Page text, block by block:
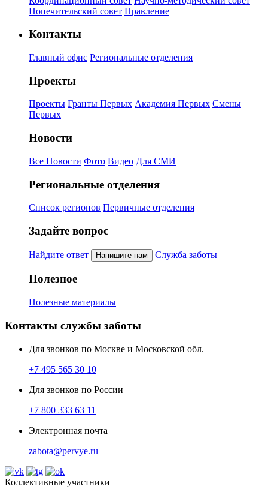
Попечительский совет Правление
Контакты
Главный офис Региональные отделения
Проекты
Проекты Гранты Первых Академия Первых Смены
Первых
Новости
Все Новости Фото Видео Для СМИ
Региональные отделения
Список регионов Первичные отделения
Задайте вопрос
Найдите ответ Напишите нам Служба заботы
Полезное
Полезные материалы
Контакты службы заботы
Для звонков по Москве и Московской обл.
+7 495 565 30 10
Для звонков по России
+7 800 333 63 11
Электронная почта
zabota@pervye.ru
Коллективные участники